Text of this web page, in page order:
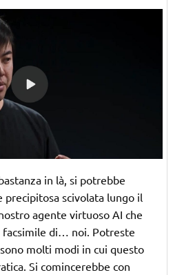
in là, si potrebbe
precipitosa scivolata lungo il
agente virtuoso AI che
di… noi. Potreste
molti modi in cui questo
Si comincerebbe con